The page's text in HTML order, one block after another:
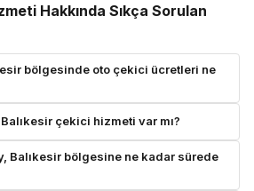
Hakkında Sıkça Sorulan
bölgesinde oto çekici ücretleri ne
çekici hizmeti var mı?
Balıkesir bölgesine ne kadar sürede